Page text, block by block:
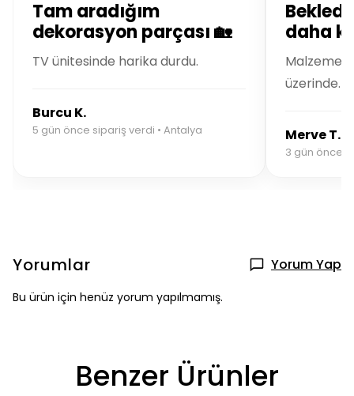
Tam aradığım
dekorasyon parçası 🏡
TV ünitesinde harika durdu.
Burcu K.
5 gün önce sipariş verdi • Antalya
daha
Malzeme
üzerinde.
Merve T.
3 gün önce
Yorumlar Yorum Yap
Bu ürün için henüz yorum yapılmamış.
Benzer Ürünler